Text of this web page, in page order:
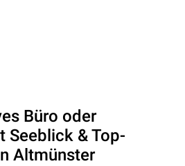
Büro oder
Seeblick & Top-
Altmünster